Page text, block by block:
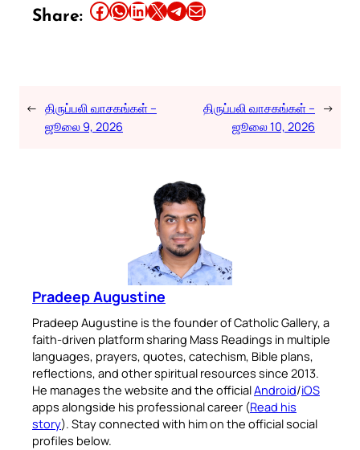
Share: Share this article on Facebook Share this article on WhatsApp Share this article on LinkedIn Share this article on X Share this article on TelegramEmail this Article
← திருப்பலி வாசகங்கள் –
ஜூலை 9, 2026
திருப்பலி வாசகங்கள் –
ஜூலை 10, 2026
→
Pradeep Augustine
Pradeep Augustine is the founder of Catholic Gallery, a
faith-driven platform sharing Mass Readings in multiple
languages, prayers, quotes, catechism, Bible plans,
reflections, and other spiritual resources since 2013.
He manages the website and the officialAndroid/iOS
apps alongside his professional career (Read his
story). Stay connected with him on the official social
profiles below.